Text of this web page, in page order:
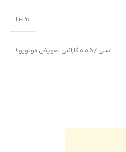
Li-Po
اصلی / 6 ماه گارانتی تعویض موتورولا